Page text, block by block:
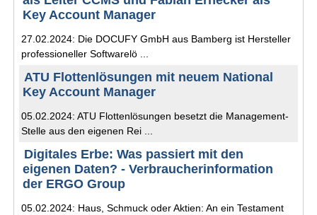
Key Account Manager
27.02.2024: Die DOCUFY GmbH aus Bamberg ist Hersteller
professioneller Softwarelö ...
ATU Flottenlösungen mit neuem National
Key Account Manager
05.02.2024: ATU Flottenlösungen besetzt die Management-
Stelle aus den eigenen Rei ...
Digitales Erbe: Was passiert mit den
eigenen Daten? - Verbraucherinformation
der ERGO Group
05.02.2024: Haus, Schmuck oder Aktien: An ein Testament